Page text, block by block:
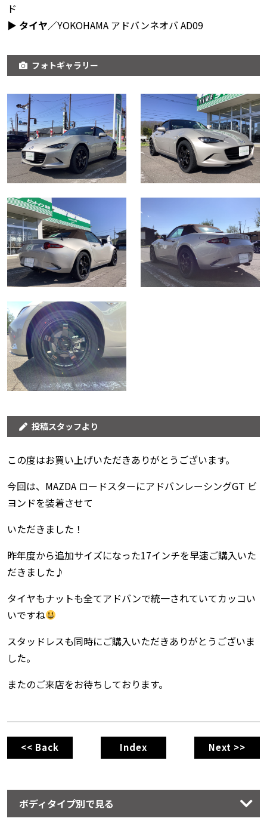
ド
▶︎ タイヤ／YOKOHAMA アドバンネオバ AD09
フォトギャラリー
投稿スタッフより
この度はお買い上げいただきありがとうございます。
今回は、MAZDA ロードスターにアドバンレーシングGT ビ
ヨンドを装着させて
いただきました！
昨年度から追加サイズになった17インチを早速ご購入いた
だきました♪
タイヤもナットも全てアドバンで統一されていてカッコい
いですね
スタッドレスも同時にご購入いただきありがとうございま
した。
またのご来店をお待ちしております。
<< Back Index Next >>
ボディタイプ別で見る